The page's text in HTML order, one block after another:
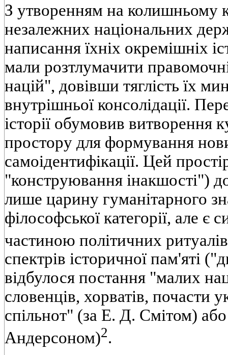
З утворенням на колишньому
незалежних національних
написання їхніх окремішніх
мали розтлумачити
націй", довівши тяглість їх
внутрішньої консолідації.
історії обумовив витворення
простору для формування
самоідентифікації. Цей
"конструювання інакшості")
лише царину гуманітарного
філософської категорії, але
частиною політичних ритуалів
спектрів історичної пам'яті
відбулося постання "малих
словенців, хорватів, почасти
спільнот" (за Е. Д. Смітом)
Андерсоном)2.